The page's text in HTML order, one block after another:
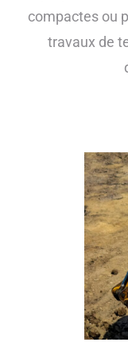
compactes ou
travaux de